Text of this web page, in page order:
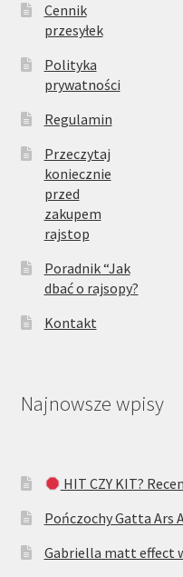
Cennik
przesyłek
Polityka
prywatności
Regulamin
Przeczytaj
koniecznie
przed
zakupem
rajstop
Poradnik “Jak
dbać o rajsopy?
Kontakt
Najnowsze wpisy
HIT CZY KIT?
Pończochy Gatta Ars
Gabriella matt effect